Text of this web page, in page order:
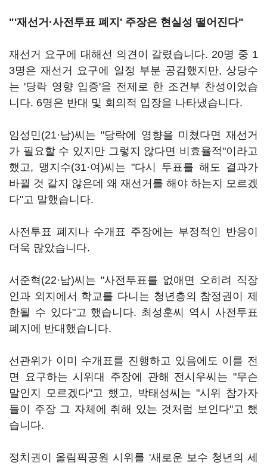
"'재선거·사전투표 폐지' 주장은 현실성 떨어진다"
재선거 요구에 대해선 의견이 갈렸습니다. 20명 중 1
3명은 재선거 요구에 일정 부분 공감했지만, 상당수
는 '당락 영향 입증'을 전제로 한 조건부 찬성이었습
니다. 6명은 반대 및 회의적 입장을 나타냈습니다.
임성민(21·남)씨는 "당락에 영향을 미쳤다면 재선거
가 필요할 수 있지만 그렇지 않다면 비효율적"이라고
했고, 맹지수(31·여)씨는 "다시 투표를 해도 결과가
바뀔 것 같지 않은데 왜 재선거를 해야 하는지 모르겠
다"고 말했습니다.
사전투표 폐지나 수개표 주장에는 부정적인 반응이
더욱 많았습니다.
서준혁(22·남)씨는 "사전투표를 없애면 오히려 직장
인과 외지에서 학교를 다니는 청년층의 참정권이 제
한될 수 있다"고 했습니다. 최성훈씨 역시 사전투표
폐지에 반대했습니다.
선관위가 이미 수개표를 진행하고 있음에도 이를 전
면 요구하는 시위대 주장에 관해 전시우씨는 "무슨
말인지 모르겠다"고 했고, 박태성씨는 "시위 참가자
들이 주장 그 자체에 취해 있는 것처럼 보인다"고 했
습니다.
정치권이 올림픽공원 시위를 '새로운 보수 청년의 세